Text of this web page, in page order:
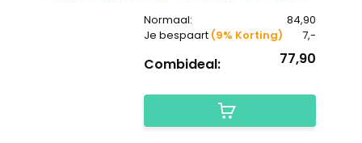
Normaal:
84,90
Je bespaart (9% Korting) 7,-
Combideal: 77,90